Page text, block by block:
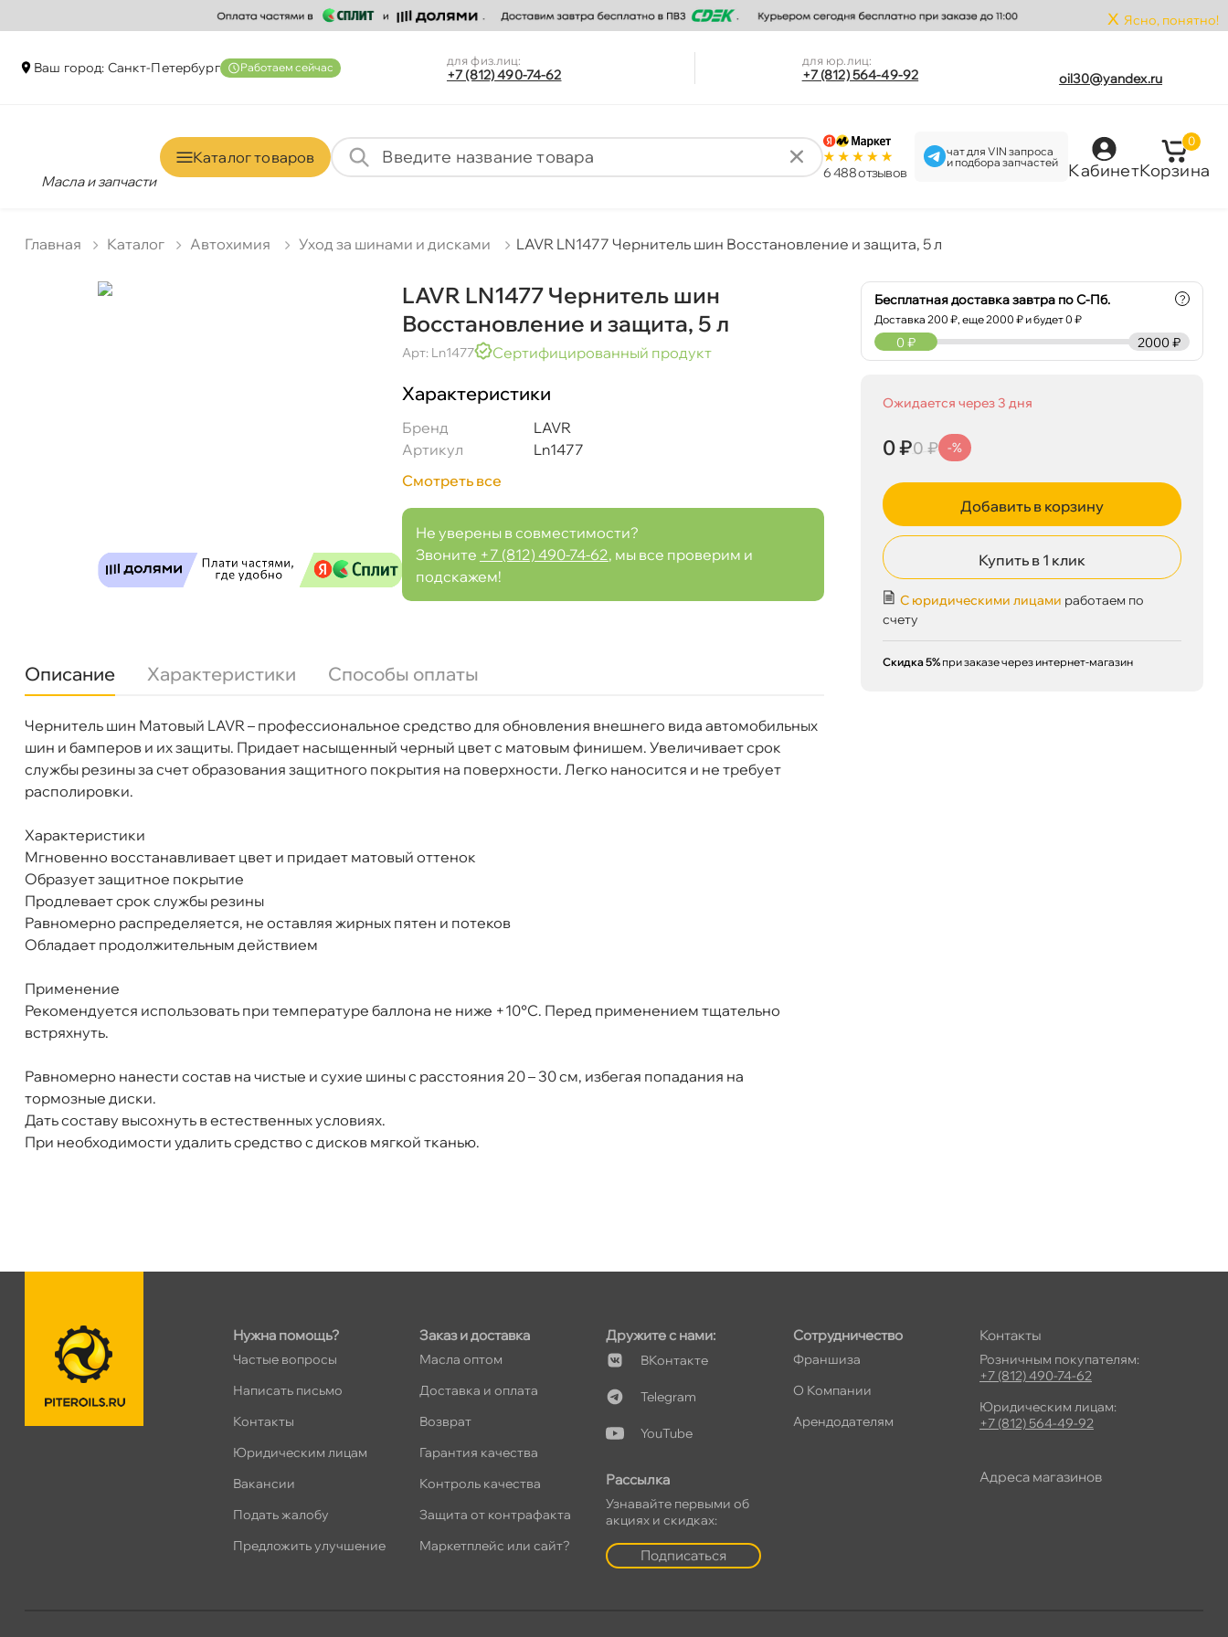
x Ясно, понятно!
аш город: Санкт-Петербур Работаем сейчас для физ.лиц:
+7 (812) 490-74-62
для юр.лиц:
+7 (812) 564-49-92 oil30@yandex.ru
Масла и запчасти
Каталог товаро
6 488 отзыво
чат для VIN запроса
и подбора запчастей
Кабинет
0
Корзина
Главная Катало Автохимия Уход за шинами и дисками LAVR LN1477 Чернитель шин Восстановление и защита, 5 л
LAVR LN1477 Чернитель шин
осстановление и защита, 5 л
Арт: Ln1477 Сертифицированный продукт
Характеристики
Бренд
LAVR
Артикул
Ln1477
Смотреть все
Не уверены в совместимости?
Звоните +7 (812) 490-74-62, мы все проверим и
подскажем!
Описание Характеристики Способы оплаты
Чернитель шин Матовый LAVR – профессиональное средство для обновления внешнего вида автомобильных
шин и бамперов и их защиты. Придает насыщенный черный цвет с матовым финишем. Увеличивает срок
службы резины за счет образования защитного покрытия на поверхности. Легко наносится и не требует
располировки.
Характеристики
Мгновенно восстанавливает цвет и придает матовый оттенок
Образует защитное покрытие
Продлевает срок службы резины
Равномерно распределяется, не оставляя жирных пятен и потеко
Обладает продолжительным действием
Применение
Рекомендуется использовать при температуре баллона не ниже +10°C. Перед применением тщательно
стряхнуть.
Равномерно нанести состав на чистые и сухие шины с расстояния 20 – 30 см, избегая попадания на
тормозные диски.
Дать составу высохнуть в естественных условиях.
При необходимости удалить средство с дисков мягкой тканью.
Бренд
LAVR
Артикул
Ln1477
Бесплатная доставка завтра по С-Пб.
Доставка200 ₽, еще2000 ₽ и будет 0 ₽
?
2000 ₽
0 ₽
Ожидается через 3 дня
0 ₽0 ₽ -%
Добавить в корзину
Купить в 1 клик
С юридическими лицами работаем по
счету
Скидка 5% при заказе через интернет-магазин
Бесплатная Завтра, 08.08 (при заказе от 2000₽) Срочная за 2 ч – 399 ₽
Самовывоз
0 шт
Пн-Пт 09.30 - 19.00 Сб-Вс 10.00 - 19.00
Сегодня, бесплатно
Нужна помощь?
Частые вопросы
Написать письмо
Контакты
Юридическим лицам
акансии
Подать жалобу
Предложить улучшение
Заказ и доставка
Масла оптом
Доставка и оплата
озврат
Гарантия качества
Контроль качества
Защита от контрафакта
Маркетплейс или сайт?
Дружите с нами:
Контакте
Telegram
YouTube
Рассылка
Узнавайте первыми о
акциях и скидках:
Подписаться
Сотрудничество
Франшиза
О Компании
Арендодателям
Контакты
Розничным покупателям:
+7 (812) 490-74-62
Юридическим лицам:
+7 (812) 564-49-92
Адреса магазино